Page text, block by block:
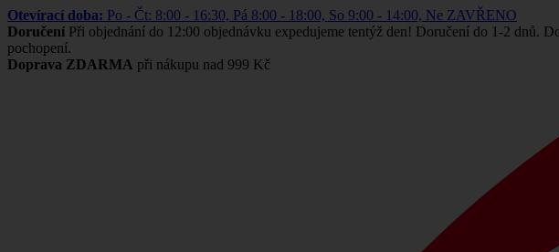
Otevírací doba: Po - Čt: 8:00 - 16:30, Pá 8:00 - 18:00, So 9:00 - 14:00, Ne ZAVŘENO
Doručení Při objednání do 12:00 objednávku expedujeme tentýž den! Doručení do 1-2 dnů.
pochopení.
Doprava ZDARMA při nákupu nad 999 Kč